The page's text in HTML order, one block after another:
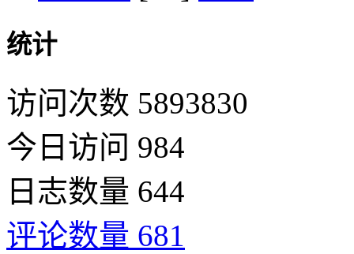
统计
访问次数 5893830
今日访问 984
日志数量 644
评论数量 681